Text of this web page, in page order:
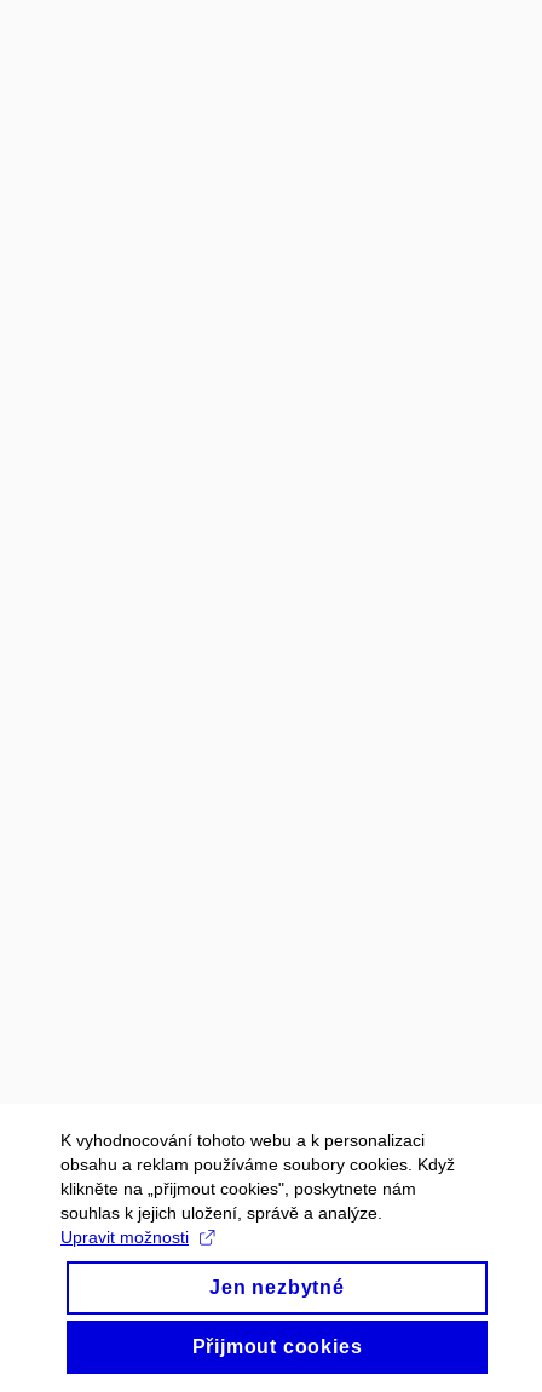
K vyhodnocování tohoto webu a k personalizaci
obsahu a reklam používáme soubory cookies. Když
klikněte na „přijmout cookies", poskytnete nám
souhlas k jejich uložení, správě a analýze.
Upravit možnosti
Jen nezbytné
Přijmout cookies